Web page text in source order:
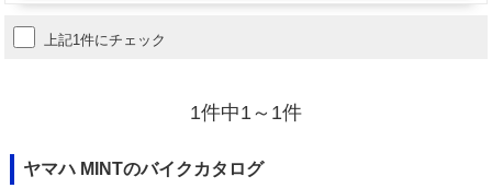
上記1件にチェック
1件中1～1件
ヤマハ MINTのバイクカタログ